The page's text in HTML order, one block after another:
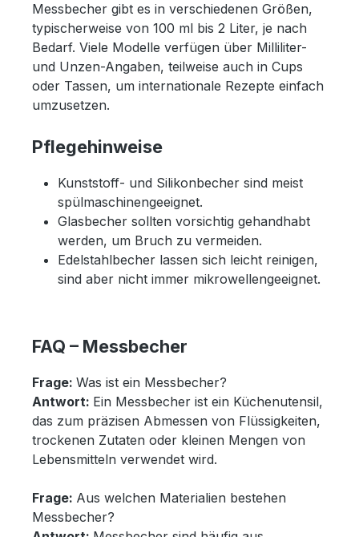
Messbecher gibt es in verschiedenen Größen,
typischerweise von 100 ml bis 2 Liter, je nach
Bedarf. Viele Modelle verfügen über Milliliter-
und Unzen-Angaben, teilweise auch in Cups
oder Tassen, um internationale Rezepte einfach
umzusetzen.
Pflegehinweise
Kunststoff- und Silikonbecher sind meist
spülmaschinengeeignet.
Glasbecher sollten vorsichtig gehandhabt
werden, um Bruch zu vermeiden.
Edelstahlbecher lassen sich leicht reinigen,
sind aber nicht immer mikrowellengeeignet.
FAQ – Messbecher
Frage: Was ist ein Messbecher?
Antwort: Ein Messbecher ist ein Küchenutensil,
das zum präzisen Abmessen von Flüssigkeiten,
trockenen Zutaten oder kleinen Mengen von
Lebensmitteln verwendet wird.
Frage: Aus welchen Materialien bestehen
Messbecher?